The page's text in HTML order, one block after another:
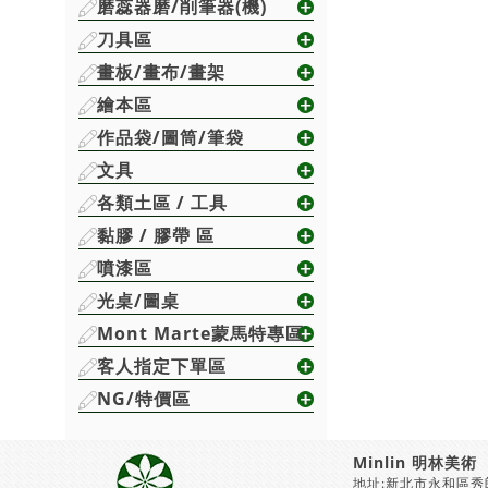
磨蕊器磨/削筆器(機)
刀具區
畫板/畫布/畫架
繪本區
作品袋/圖筒/筆袋
文具
各類土區 / 工具
黏膠 / 膠帶 區
噴漆區
光桌/圖桌
Mont Marte蒙馬特專區
客人指定下單區
NG/特價區
Minlin 明林美術
地址:新北市永和區